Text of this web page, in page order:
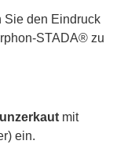
Sie den Eindruck
STADA® zu
unzerkaut mit
ein.